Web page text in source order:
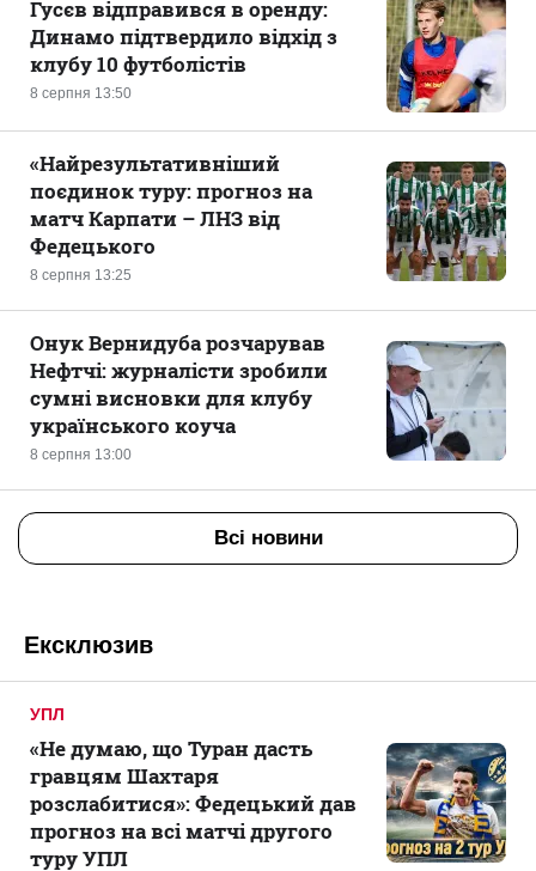
8 серпня 13:50
Гусєв відправився в оренду:
Динамо підтвердило відхід з
клубу 10 футболістів
8 серпня 13:25
«Найрезультативніший
поєдинок туру: прогноз на
матч Карпати – ЛНЗ від
Федецького
8 серпня 13:00
Онук Вернидуба розчарував
Нефтчі: журналісти зробили
сумні висновки для клубу
українського коуча
Всі новини
Ексклюзив
УПЛ
«Не думаю, що Туран дасть
гравцям Шахтаря
розслабитися»: Федецький дав
прогноз на всі матчі другого
туру УПЛ